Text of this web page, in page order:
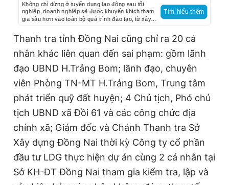
Không chỉ dừng ở tuyển dụng lao động sau tốt
nghiệp, doanh nghiệp sẽ được khuyến khích tham
gia sâu hơn vào toàn bộ quá trình đào tạo, từ xây
dựng chương trình, tổ chức thực hành đến đánh giá
kỹ năng của học sinh, sinh viên tại trường nghề.
Tìm hiểu thêm
Thanh tra tỉnh Đồng Nai cũng chỉ ra 20 cá
nhân khác liên quan đến sai phạm: gồm lãnh
đạo UBND H.Trảng Bom; lãnh đạo, chuyên
viên Phòng TN-MT H.Trảng Bom, Trung tâm
phát triển quỹ đất huyện; 4 Chủ tịch, Phó chủ
tịch UBND xã Đồi 61 và các công chức địa
chính xã; Giám đốc và Chánh Thanh tra Sở
Xây dựng Đồng Nai thời kỳ Công ty cổ phần
đầu tư LDG thực hiện dự án cùng 2 cá nhân tại
Sở KH-ĐT Đồng Nai tham gia kiểm tra, lập và